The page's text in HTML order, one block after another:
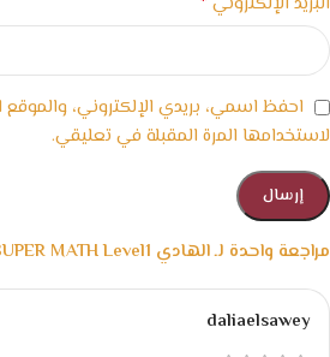
مراجعة واحدة لـالهادي SUPER MATH Level1
daliaelsawey
احفظ اسمي، بريدي الإلكتروني،
لاستخدامها المرة المقبلة في تعليقي.